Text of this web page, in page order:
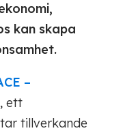
kan skapa
–
, ett
tillverkande